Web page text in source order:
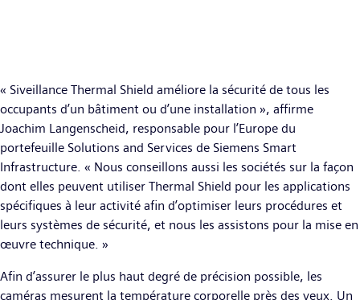
« Siveillance Thermal Shield améliore la sécurité de tous les
occupants d’un bâtiment ou d’une installation », affirme
Joachim Langenscheid, responsable pour l’Europe du
portefeuille Solutions and Services de Siemens Smart
Infrastructure. « Nous conseillons aussi les sociétés sur la façon
dont elles peuvent utiliser Thermal Shield pour les applications
spécifiques à leur activité afin d’optimiser leurs procédures et
leurs systèmes de sécurité, et nous les assistons pour la mise en
œuvre technique. »
Afin d’assurer le plus haut degré de précision possible, les
caméras mesurent la température corporelle près des yeux. Un